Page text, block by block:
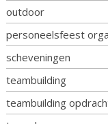
outdoor
personeelsfeest
scheveningen
teambuilding
teambuilding